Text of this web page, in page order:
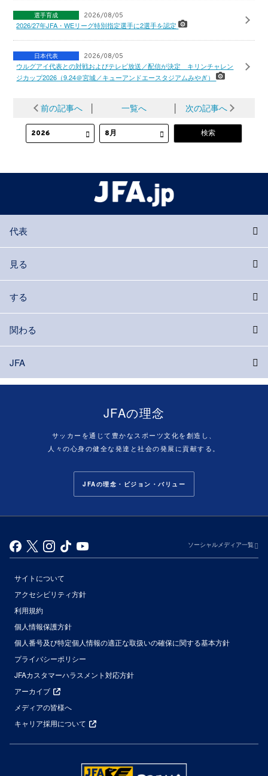
選手育成 2026/08/05
2026/27年JFA・WEリーグ特別指定選手に2選手を認定
日本代表 2026/08/05
ウルグアイ代表との対戦およびテレビ放送／配信が決定 キリンチャレン
ジカップ2026（9.24＠宮城／キューアンドエースタジアムみやぎ）
前の記事へ │ 一覧へ │ 次の記事へ
代表
見る
する
関わる
JFA
JFAの理念
サッカーを通じて豊かなスポーツ文化を創造し、
人々の心身の健全な発達と社会の発展に貢献する。
JFAの理念・ビジョン・バリュー
ソーシャルメディア一覧
サイトについて
アクセシビリティ方針
利用規約
個人情報保護方針
個人番号及び特定個人情報の適正な取扱いの確保に関する基本方針
プライバシーポリシー
JFAカスタマーハラスメント対応方針
アーカイブ
メディアの皆様へ
キャリア採用について